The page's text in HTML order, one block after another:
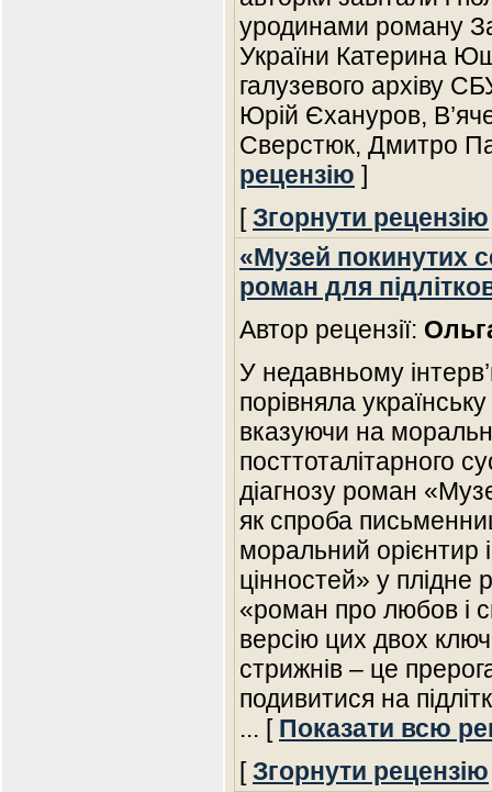
уродинами роману
України Катерина
галузевого архіву
Юрій Єхануров,
Сверстюк, Дмитро
рецензію ]
[Згорнути рецензію
«Музей покинутих
роман для
Автор рецензії:
У недавньому
порівняла
вказуючи на
посттоталітарного
діагнозу роман
як спроба
моральний орієнтир
цінностей» у плідне
«роман про любов і
версію цих двох
стрижнів – це
подивитися на
... [ Показати всю
[Згорнути рецензію